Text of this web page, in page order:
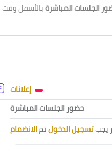
الجلسات المباشرة
إعلانات Forum
حضور الجلسات المباشرةExternal
يجبتسجيل الدخولثمالانضمام